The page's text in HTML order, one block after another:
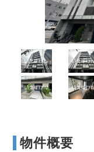
物件概要